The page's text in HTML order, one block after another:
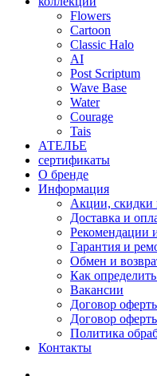
Flowers
Cartoon
Classic Halo
AI
Post Scriptum
Wave Base
Water
Courage
Tais
АТЕЛЬЕ
сертификаты
О бренде
Информация
Акции, скидки
Доставка и
Рекомендации
Гарантия и
Обмен и
Как
Вакансии
Договор
Договор
Политика
Контакты